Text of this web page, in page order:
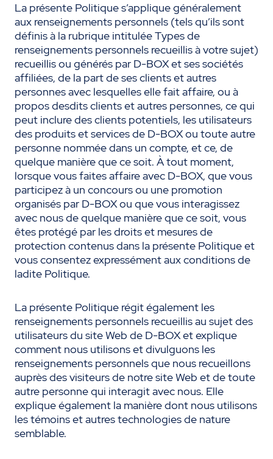
La présente Politique s’applique généralement
aux renseignements personnels (tels qu’ils sont
définis à la rubrique intitulée Types de
renseignements personnels recueillis à votre sujet)
recueillis ou générés par D-BOX et ses sociétés
affiliées, de la part de ses clients et autres
personnes avec lesquelles elle fait affaire, ou à
propos desdits clients et autres personnes, ce qui
peut inclure des clients potentiels, les utilisateurs
des produits et services de D-BOX ou toute autre
personne nommée dans un compte, et ce, de
quelque manière que ce soit. À tout moment,
lorsque vous faites affaire avec D-BOX, que vous
participez à un concours ou une promotion
organisés par D-BOX ou que vous interagissez
avec nous de quelque manière que ce soit, vous
êtes protégé par les droits et mesures de
protection contenus dans la présente Politique et
vous consentez expressément aux conditions de
ladite Politique.
La présente Politique régit également les
renseignements personnels recueillis au sujet des
utilisateurs du site Web de D-BOX et explique
comment nous utilisons et divulguons les
renseignements personnels que nous recueillons
auprès des visiteurs de notre site Web et de toute
autre personne qui interagit avec nous. Elle
explique également la manière dont nous utilisons
les témoins et autres technologies de nature
semblable.